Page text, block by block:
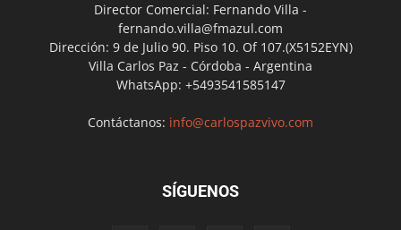
Director Comercial: Fernando Villa -
fernando.villa@fmazul.com
Dirección: 9 de Julio 90. Piso 10. Of 107.(X5152EYN)
Villa Carlos Paz - Córdoba - Argentina
WhatsApp: +5493541585147
Contáctanos: info@carlospazvivo.com
SÍGUENOS